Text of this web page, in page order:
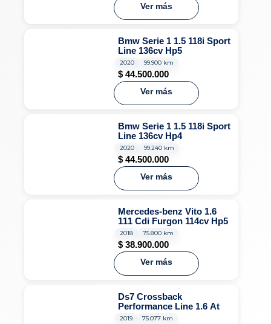
Ver más
Bmw Serie 1 1.5 118i Sport
Line 136cv Hp5
2020 99.900 km
$ 44.500.000
Ver más
Bmw Serie 1 1.5 118i Sport
Line 136cv Hp4
2020 99.240 km
$ 44.500.000
Ver más
Mercedes-benz Vito 1.6
111 Cdi Furgon 114cv Hp5
2018 75.800 km
$ 38.900.000
Ver más
Ds7 Crossback
Performance Line 1.6 At
2019 75.077 km